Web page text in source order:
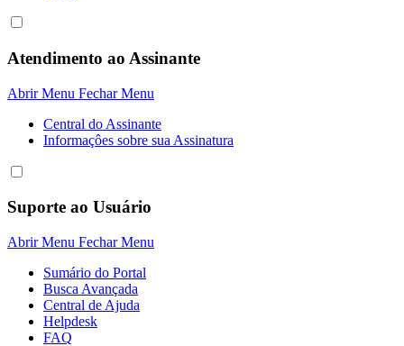
Atendimento ao Assinante
Abrir Menu Fechar Menu
Central do Assinante
Informaçôes sobre sua Assinatura
Suporte ao Usuário
Abrir Menu Fechar Menu
Sumário do Portal
Busca Avançada
Central de Ajuda
Helpdesk
FAQ